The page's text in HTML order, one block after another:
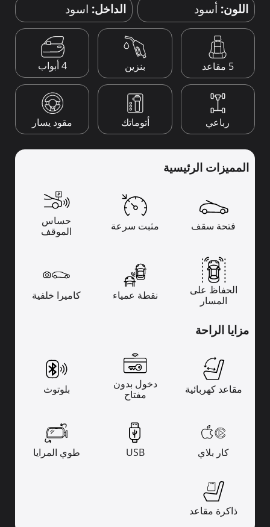
اللون: أسود الداخل: اسود
5 مقاعد بنزين 4 أبواب
رباعي أتوماتك مقود يسار
المميزات الرئيسية
فتحة سقف مثبت سرعة
حساس
الموقف
الحفاظ على
المسار
نقطة عمياء كاميرا خلفية
مزايا الراحة
مقاعد كهربائية
دخول بدون
مفتاح
بلوتوث
كار بلاي USB طوي المرايا
ذاكرة مقاعد